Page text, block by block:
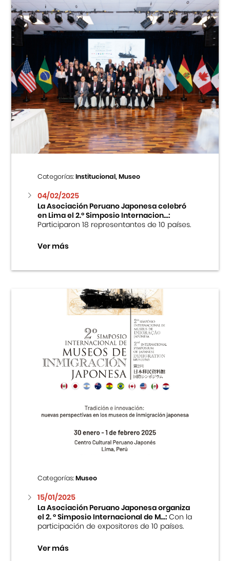
Categorías:Institucional, Museo
04/02/2025
La Asociación Peruano Japonesa celebró
en Lima el 2.º Simposio Internacion...:
Participaron 18 representantes de 10 países.
Ver más
Categorías:Museo
15/01/2025
La Asociación Peruano Japonesa organiza
el 2. ° Simposio Internacional de M...:Con la
participación de expositores de 10 países.
Ver más